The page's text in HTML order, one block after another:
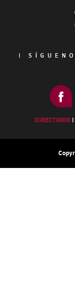
|
DIRECTORIO |